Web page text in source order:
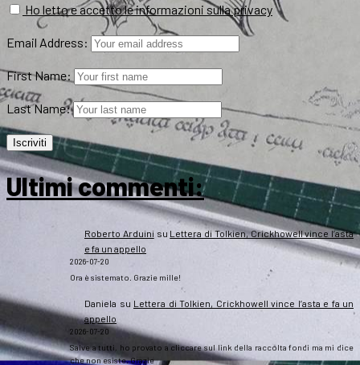
Ho letto e accetto le informazioni sulla privacy
Email Address:
First Name:
Last Name:
Ultimi commenti:
Roberto Arduini su Lettera di Tolkien, Crickhowell vince l’asta
e fa un appello
2026-07-20
Ora è sistemato. Grazie mille!
Daniela su Lettera di Tolkien, Crickhowell vince l’asta e fa un
appello
2026-07-20
Salve a tutti, ho provato a cliccare sul link della raccolta fondi ma mi dice
che non esiste. Grazie